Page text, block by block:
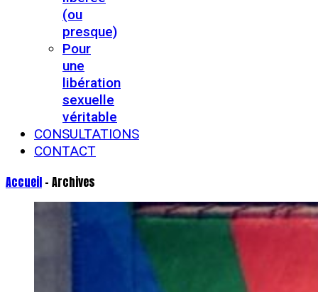
(ou
presque)
Pour
une
libération
sexuelle
véritable
CONSULTATIONS
CONTACT
Accueil - Archives